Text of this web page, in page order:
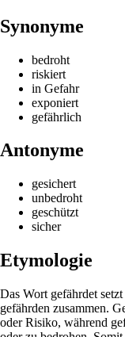
Synonyme
bedroht
riskiert
in Gefahr
exponiert
gefährlich
Antonyme
gesichert
unbedroht
geschützt
sicher
Etymologie
Das Wort gefährdet
gefährden zusammen.
oder Risiko, während